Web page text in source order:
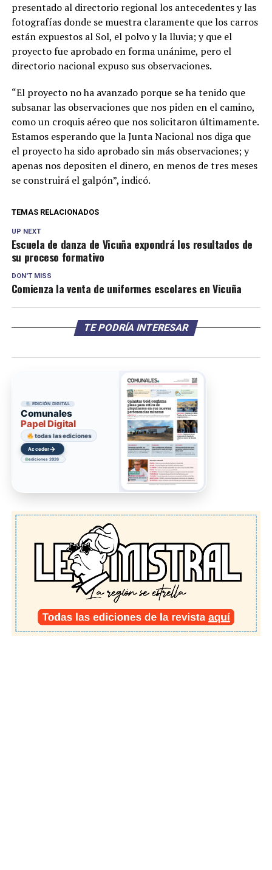
presentado al directorio regional los antecedentes y las
fotografías donde se muestra claramente que los carros
están expuestos al Sol, el polvo y la lluvia; y que el
proyecto fue aprobado en forma unánime, pero el
directorio nacional expuso sus observaciones.
“El proyecto no ha avanzado porque se ha tenido que
subsanar las observaciones que nos piden en el camino,
como un croquis aéreo que nos solicitaron últimamente.
Estamos esperando que la Junta Nacional nos diga que
el proyecto ha sido aprobado sin más observaciones; y
apenas nos depositen el dinero, en menos de tres meses
se construirá el galpón”, indicó.
TEMAS RELACIONADOS
UP NEXT
Escuela de danza de Vicuña expondrá los resultados de
su proceso formativo
DON'T MISS
Comienza la venta de uniformes escolares en Vicuña
TE PODRÍA INTERESAR
EDICIÓN DIGITAL
Comunales
Papel Digital
todas las ediciones
Acceder→
ediciones 2026